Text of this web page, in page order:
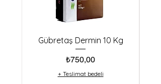
Gübretaş Dermin 10 Kg
Fiyat
₺750,00
+ Teslimat bedeli